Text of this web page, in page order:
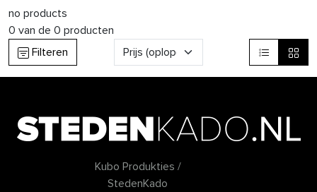
no products
0 van de 0 producten
Filteren
Kubo Produkties /
StedenKado